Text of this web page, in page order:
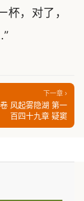
，对了，
下一章 ›
风起雾隐湖 第一
百四十九章 疑窦